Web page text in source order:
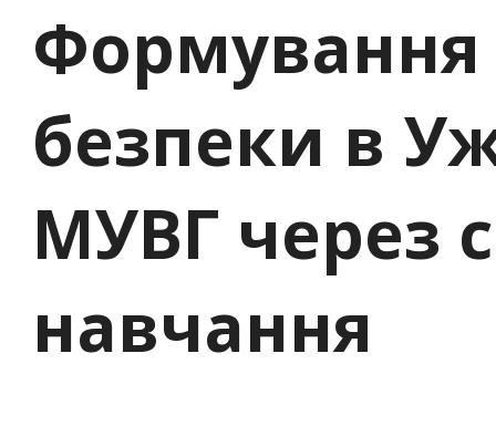
Формування
безпеки в
МУВГ через
навчання